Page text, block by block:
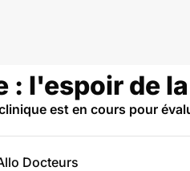
: l'espoir de
est en cours pour
Docteurs